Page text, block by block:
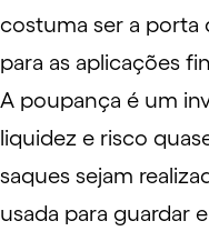
costuma ser a porta
para as aplicações
A poupança é um
liquidez e risco
saques sejam
usada para guardar